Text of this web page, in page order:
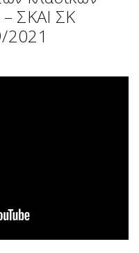
ΣΚΑΙ ΣΚ